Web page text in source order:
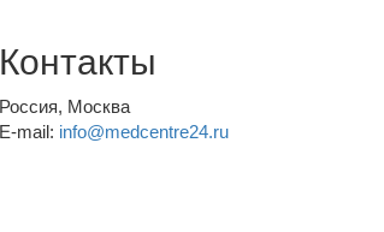
Контакты
Россия, Москва
E-mail: info@medcentre24.ru